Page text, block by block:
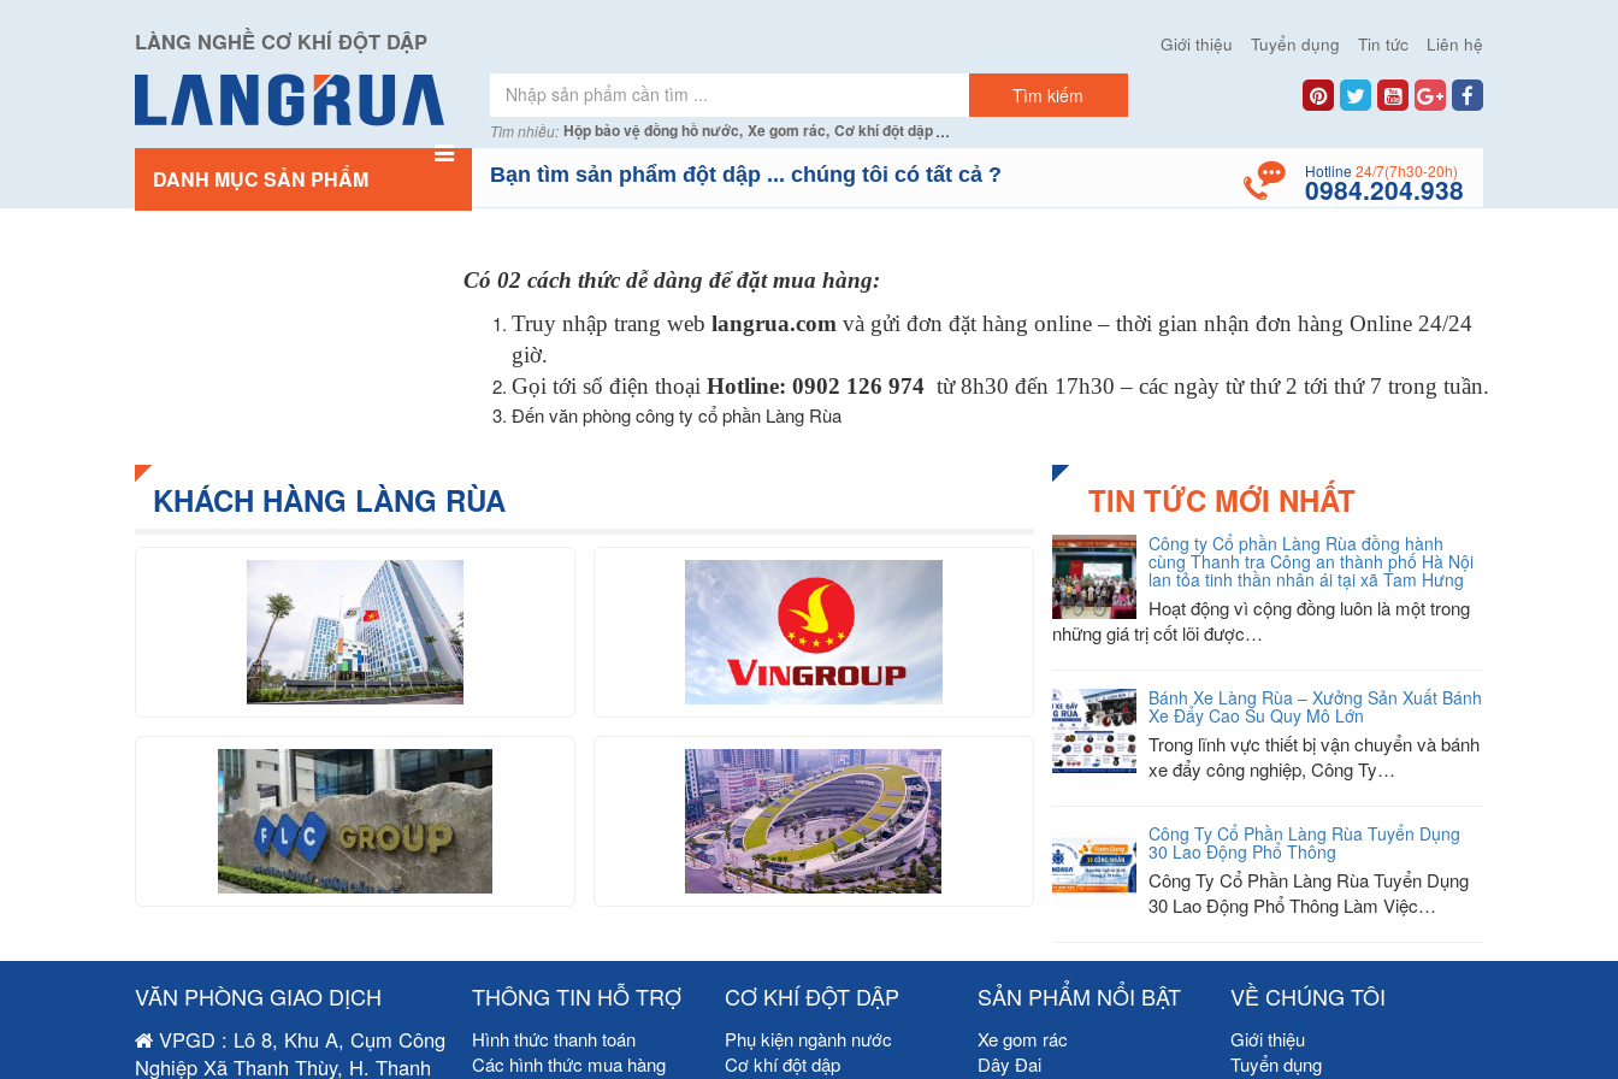
LÀNG NGHỀ CƠ KHÍ ĐỘT DẬP Giới thiệu Tuyển dụng Tin tức Liên hệ
Tìm nhiều: Hộp bảo vệ đồng hồ nước, Xe gom rác, Cơ khí đột dập...
DANH MỤC SẢN PHẨM Bạn tìm sản phẩm đột dập ... chúng tôi có tất cả ? Hotline 24/7(7h30-20h)
0984.204.938
Có 02 cách thức dễ dàng để đặt mua hàng:
Truy nhập trang web langrua.com và gửi đơn đặt hàng online – thời gian nhận đơn hàng Online 24/24
giờ.
Gọi tới số điện thoại Hotline: 0902 126 974 từ 8h30 đến 17h30 – các ngày từ thứ 2 tới thứ 7 trong tuần.
Đến văn phòng công ty cổ phần Làng Rùa
KHÁCH HÀNG LÀNG RÙA TIN TỨC MỚI NHẤT
Công ty Cổ phần Làng Rùa đồng hành
cùng Thanh tra Công an thành phố Hà Nội
lan tỏa tinh thần nhân ái tại xã Tam Hưng
Hoạt động vì cộng đồng luôn là một trong
những giá trị cốt lõi được…
Bánh Xe Làng Rùa – Xưởng Sản Xuất Bánh
Xe Đẩy Cao Su Quy Mô Lớn
Trong lĩnh vực thiết bị vận chuyển và bánh
xe đẩy công nghiệp, Công Ty…
Công Ty Cổ Phần Làng Rùa Tuyển Dụng
30 Lao Động Phổ Thông
Công Ty Cổ Phần Làng Rùa Tuyển Dụng
30 Lao Động Phổ Thông Làm Việc…
VĂN PHÒNG GIAO DỊCH
VPGD : Lô 8, Khu A, Cụm Công
Nghiệp Xã Thanh Thùy, H. Thanh
THÔNG TIN HỖ TRỢ
Hình thức thanh toán
Các hình thức mua hàng
CƠ KHÍ ĐỘT DẬP
Phụ kiện ngành nước
Cơ khí đột dập
SẢN PHẨM NỔI BẬT
Xe gom rác
Dây Đai
VỀ CHÚNG TÔI
Giới thiệu
Tuyển dụng